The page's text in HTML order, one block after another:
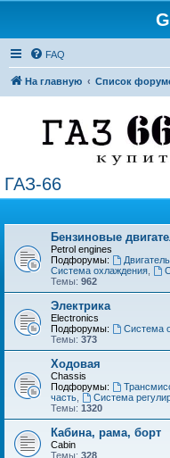
FAQ
На главную Список
ГАЗ-66
Бензиновые
Petrol engines
Подфорумы:
Двигатель,
Система охлаждения
Темы: 962
Электрика
Electronics
Подфорумы:
Система
Темы: 373
Ходовая
Chassis
Подфорумы:
часть
Система
Темы: 1320
Кабина, рама, борт
Cabin
Темы: 328